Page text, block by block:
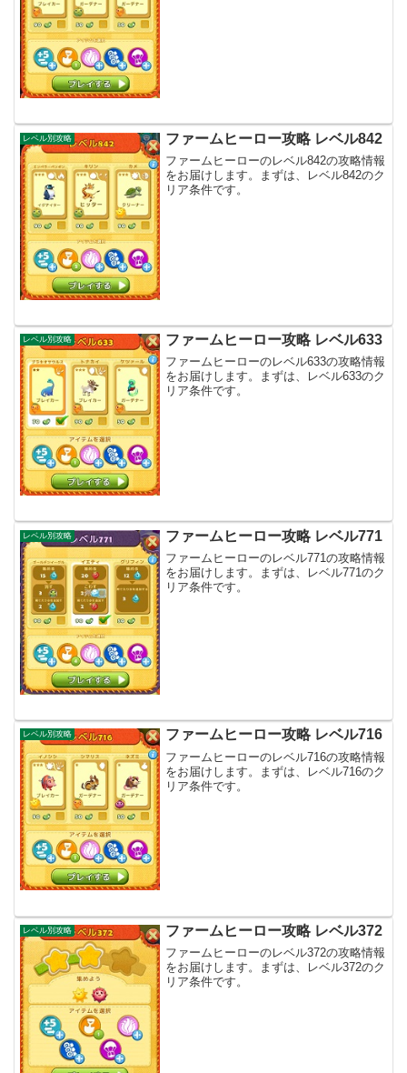
レベル別攻略 ファームヒーロー攻略 レベル842
ファームヒーローのレベル842の攻略情報
をお届けします。まずは、レベル842のク
リア条件です。
レベル別攻略 ファームヒーロー攻略 レベル633
ファームヒーローのレベル633の攻略情報
をお届けします。まずは、レベル633のク
リア条件です。
レベル別攻略 ファームヒーロー攻略 レベル771
ファームヒーローのレベル771の攻略情報
をお届けします。まずは、レベル771のク
リア条件です。
レベル別攻略 ファームヒーロー攻略 レベル716
ファームヒーローのレベル716の攻略情報
をお届けします。まずは、レベル716のク
リア条件です。
レベル別攻略 ファームヒーロー攻略 レベル372
ファームヒーローのレベル372の攻略情報
をお届けします。まずは、レベル372のク
リア条件です。